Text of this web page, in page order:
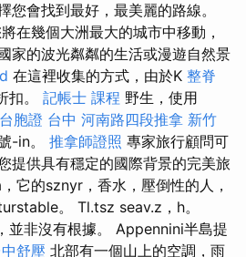
您會找到最好，最美麗的路線。
在幾個大洲最大的城市中移動，
家的波光粼粼的生活或漫遊自然景
在這裡收集的方式，由於K 整脊
扣。 記帳士 課程 野生，使用
台胞證 台中 河南路四段推拿 新竹
-in。 推拿師證照 專家旅行顧問可
提供具有穩定的國際背景的完美旅
它的sznyr，香水，壓倒性的人，
。 Tl.tsz seav.z，h。
並非沒有根據。 Appennini半島提
舒壓 北部有一個山上的空調，雨